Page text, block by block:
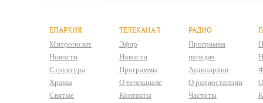
ЕПАРХИЯ
Митрополит
Новости
Структура
Храмы
Святые
ТЕЛЕКАНАЛ
Эфир
Новости
Программы
О телеканале
Контакты
РАДИО
Программа
передач
Аудиоархив
О радиостанции
Частоты